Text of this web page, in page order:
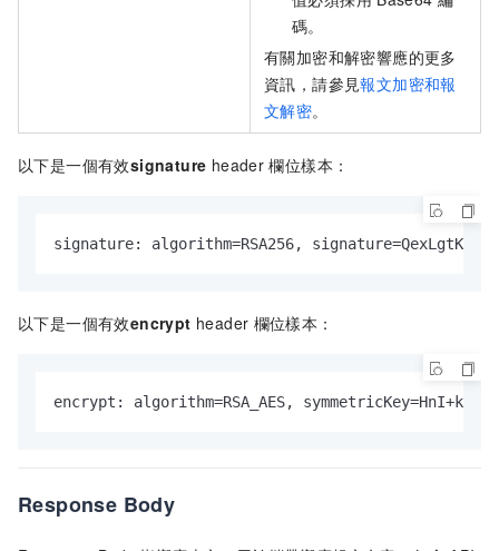
碼。
有關加密和解密響應的更多
資訊，請參見報文加密和報
文解密。
以下是一個有效signature header 欄位樣本：
signature: algorithm=RSA256,
以下是一個有效encrypt header 欄位樣本：
encrypt: algorithm=RSA_AES,
Response Body